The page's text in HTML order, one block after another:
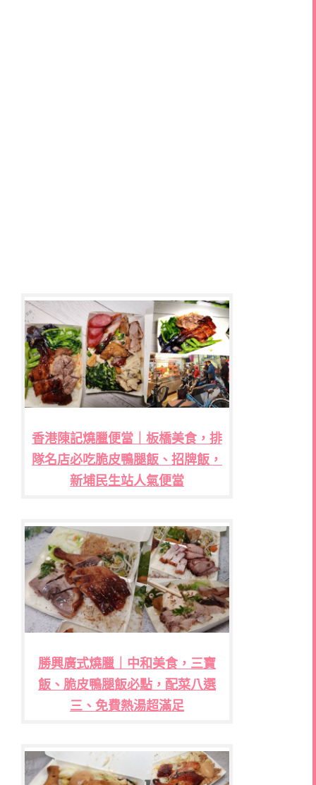
香港陳記燒臘便當｜板橋美食，排
隊名店必吃脆皮鴨腿飯、招牌飯，
新埔民生站人氣便當
勝興廣式燒臘｜中和美食，三寶
飯、脆皮鴨腿飯必點，配菜八選
三、免費熱湯超滿足